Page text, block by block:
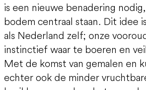
is een nieuwe benadering
bodem centraal staan. Dit idee
als Nederland zelf; onze
instinctief waar te boeren en
Met de komst van gemalen en
echter ook de minder